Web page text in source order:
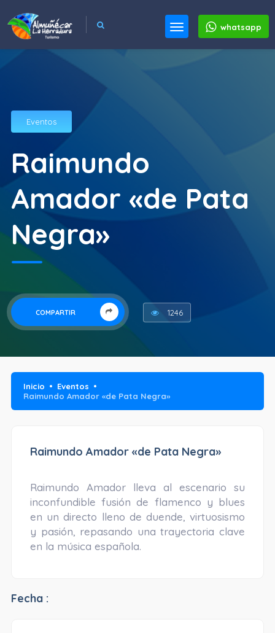
whatsapp
Eventos
Raimundo
Amador «de Pata
Negra»
COMPARTIR 1246
Inicio
Eventos
Raimundo Amador «de Pata Negra»
Raimundo Amador «de Pata Negra»
Raimundo Amador lleva al escenario su
inconfundible fusión de flamenco y blues
en un directo lleno de duende, virtuosismo
y pasión, repasando una trayectoria clave
en la música española.
Fecha :